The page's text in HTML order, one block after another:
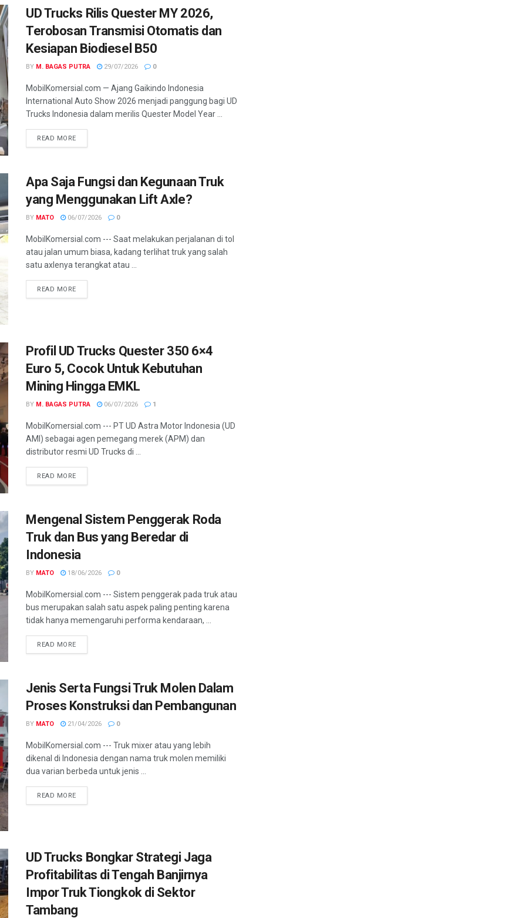
UD Trucks Rilis Quester MY 2026,
Terobosan Transmisi Otomatis dan
Kesiapan Biodiesel B50
BY M. BAGAS PUTRA 29/07/2026 0
MobilKomersial.com — Ajang Gaikindo Indonesia
International Auto Show 2026 menjadi panggung bagi UD
Trucks Indonesia dalam merilis Quester Model Year ...
READ MORE
Apa Saja Fungsi dan Kegunaan Truk
yang Menggunakan Lift Axle?
BY MATO 06/07/2026 0
MobilKomersial.com --- Saat melakukan perjalanan di tol
atau jalan umum biasa, kadang terlihat truk yang salah
satu axlenya terangkat atau ...
READ MORE
Profil UD Trucks Quester 350 6×4
Euro 5, Cocok Untuk Kebutuhan
Mining Hingga EMKL
BY M. BAGAS PUTRA 06/07/2026 1
MobilKomersial.com --- PT UD Astra Motor Indonesia (UD
AMI) sebagai agen pemegang merek (APM) dan
distributor resmi UD Trucks di ...
READ MORE
Mengenal Sistem Penggerak Roda
Truk dan Bus yang Beredar di
Indonesia
BY MATO 18/06/2026 0
MobilKomersial.com --- Sistem penggerak pada truk atau
bus merupakan salah satu aspek paling penting karena
tidak hanya memengaruhi performa kendaraan, ...
READ MORE
Jenis Serta Fungsi Truk Molen Dalam
Proses Konstruksi dan Pembangunan
BY MATO 21/04/2026 0
MobilKomersial.com --- Truk mixer atau yang lebih
dikenal di Indonesia dengan nama truk molen memiliki
dua varian berbeda untuk jenis ...
READ MORE
UD Trucks Bongkar Strategi Jaga
Profitabilitas di Tengah Banjirnya
Impor Truk Tiongkok di Sektor
Tambang